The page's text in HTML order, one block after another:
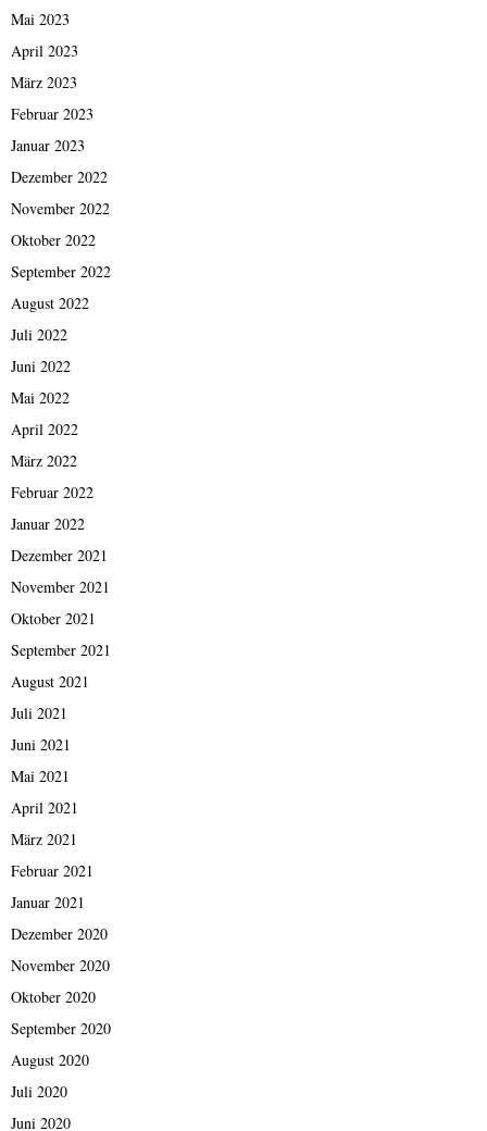
Mai 2023
April 2023
März 2023
Februar 2023
Januar 2023
Dezember 2022
November 2022
Oktober 2022
September 2022
August 2022
Juli 2022
Juni 2022
Mai 2022
April 2022
März 2022
Februar 2022
Januar 2022
Dezember 2021
November 2021
Oktober 2021
September 2021
August 2021
Juli 2021
Juni 2021
Mai 2021
April 2021
März 2021
Februar 2021
Januar 2021
Dezember 2020
November 2020
Oktober 2020
September 2020
August 2020
Juli 2020
Juni 2020